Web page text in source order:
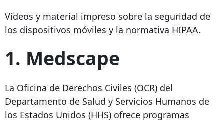
Vídeos y material impreso sobre la seguridad de
los dispositivos móviles y la normativa HIPAA.
1. Medscape
La Oficina de Derechos Civiles (OCR) del
Departamento de Salud y Servicios Humanos de
los Estados Unidos (HHS) ofrece programas